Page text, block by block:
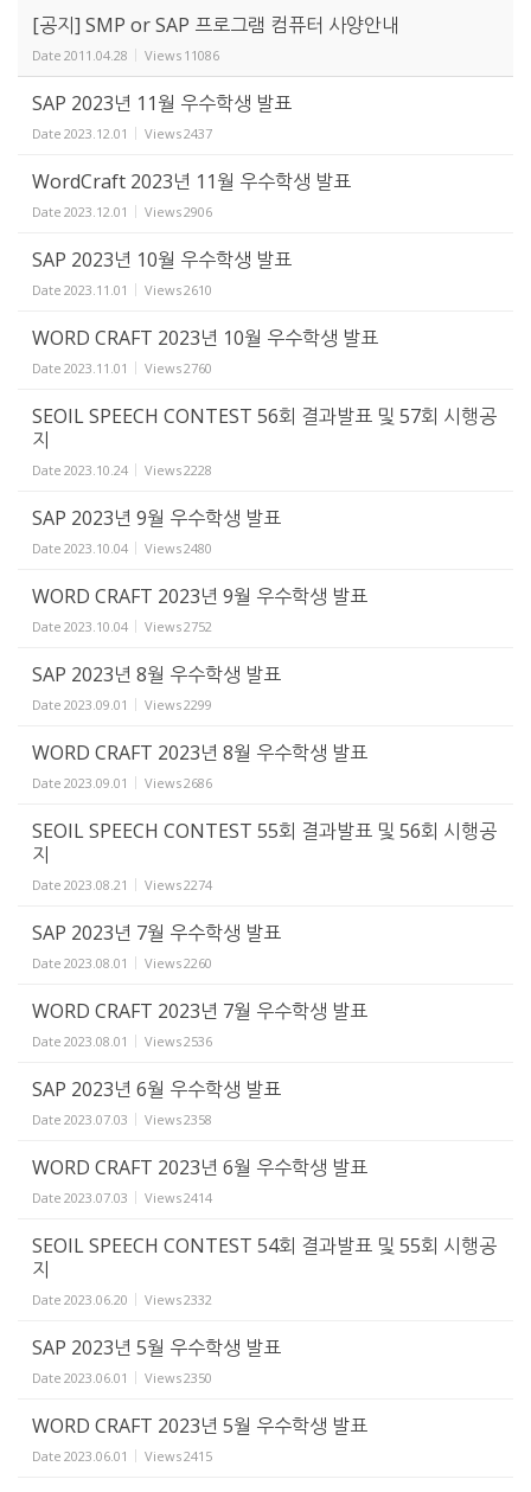
[공지] SMP or SAP 프로그램 컴퓨터 사양안내
Date 2011.04.28 Views 11086
SAP 2023년 11월 우수학생 발표
Date 2023.12.01 Views2437
WordCraft 2023년 11월 우수학생 발표
Date 2023.12.01 Views2906
SAP 2023년 10월 우수학생 발표
Date 2023.11.01 Views2610
WORD CRAFT 2023년 10월 우수학생 발표
Date 2023.11.01 Views2760
SEOIL SPEECH CONTEST 56회 결과발표 및 57회 시행공
지
Date 2023.10.24 Views2228
SAP 2023년 9월 우수학생 발표
Date 2023.10.04 Views2480
WORD CRAFT 2023년 9월 우수학생 발표
Date 2023.10.04 Views2752
SAP 2023년 8월 우수학생 발표
Date 2023.09.01 Views2299
WORD CRAFT 2023년 8월 우수학생 발표
Date 2023.09.01 Views2686
SEOIL SPEECH CONTEST 55회 결과발표 및 56회 시행공
지
Date 2023.08.21 Views2274
SAP 2023년 7월 우수학생 발표
Date 2023.08.01 Views2260
WORD CRAFT 2023년 7월 우수학생 발표
Date 2023.08.01 Views2536
SAP 2023년 6월 우수학생 발표
Date 2023.07.03 Views2358
WORD CRAFT 2023년 6월 우수학생 발표
Date 2023.07.03 Views2414
SEOIL SPEECH CONTEST 54회 결과발표 및 55회 시행공
지
Date 2023.06.20 Views2332
SAP 2023년 5월 우수학생 발표
Date 2023.06.01 Views2350
WORD CRAFT 2023년 5월 우수학생 발표
Date 2023.06.01 Views2415